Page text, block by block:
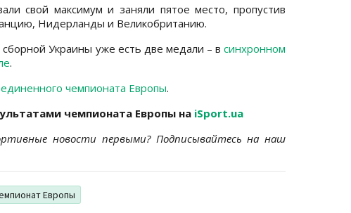
свой максимум и заняли пятое место, пропустив
Нидерланды и Великобританию.
Украины уже есть две медали – в синхронном
.
чемпионата Европы.
чемпионата Европы на iSport.ua
новости первыми? Подписывайтесь на наш
Европы